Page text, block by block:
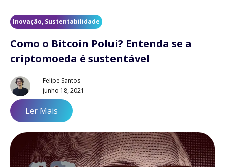
Inovação, Sustentabilidade
Como o Bitcoin Polui? Entenda se a
criptomoeda é sustentável
Felipe Santos
junho 18, 2021
Ler Mais